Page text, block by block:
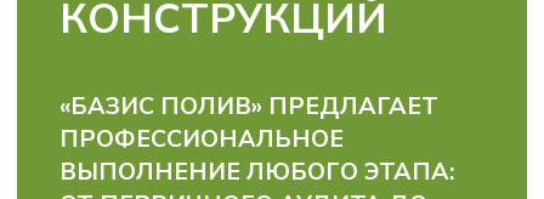
А В ДОЛГОСРОЧНЫЙ
И ПРИБЫЛЬНЫЙ